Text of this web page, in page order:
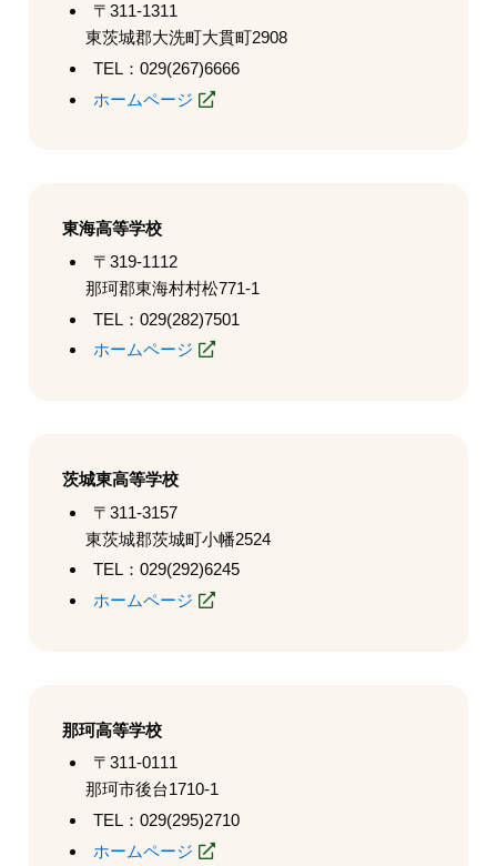
〒311-1311
東茨城郡大洗町大貫町2908
TEL：029(267)6666
ホームページ
東海高等学校
〒319-1112
那珂郡東海村村松771-1
TEL：029(282)7501
ホームページ
茨城東高等学校
〒311-3157
東茨城郡茨城町小幡2524
TEL：029(292)6245
ホームページ
那珂高等学校
〒311-0111
那珂市後台1710-1
TEL：029(295)2710
ホームページ